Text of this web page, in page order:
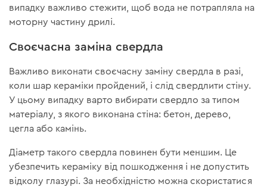
випадку важливо стежити, щоб вода не потрапляла на
моторну частину дрилі.
Своєчасна заміна свердла
Важливо виконати своєчасну заміну свердла в разі,
коли шар кераміки пройдений, і слід свердлити стіну.
У цьому випадку варто вибирати свердло за типом
матеріалу, з якого виконана стіна: бетон, дерево,
цегла або камінь.
Діаметр такого свердла повинен бути меншим. Це
убезпечить кераміку від пошкодження і не допустить
відколу глазурі. За необхідністю можна скористатися